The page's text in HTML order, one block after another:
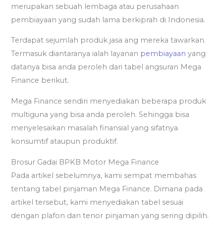
merupakan sebuah lembaga atau perusahaan
pembiayaan yang sudah lama berkiprah di Indonesia.
Terdapat sejumlah produk jasa ang mereka tawarkan.
Termasuk diantaranya ialah layanan pembiayaan yang
datanya bisa anda peroleh dari tabel angsuran Mega
Finance berikut.
Mega Finance sendiri menyediakan beberapa produk
multiguna yang bisa anda peroleh. Sehingga bisa
menyelesaikan masalah finansial yang sifatnya
konsumtif ataupun produktif.
Brosur Gadai BPKB Motor Mega Finance
Pada artikel sebelumnya, kami sempat membahas
tentang tabel pinjaman Mega Finance. Dimana pada
artikel tersebut, kami menyediakan tabel sesuai
dengan plafon dan tenor pinjaman yang sering dipilih.